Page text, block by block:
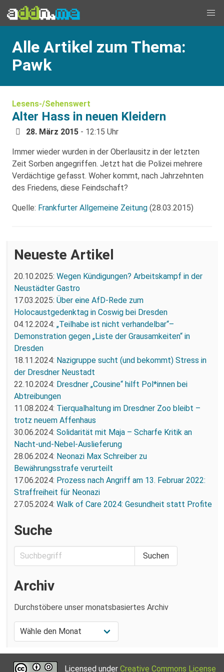
Alle Artikel zum Thema:
Pawk
Lesens-/Sehenswert
Alter Hass in neuen Kleidern
28. März 2015 - 12:15 Uhr
Immer wieder wurden in der Oberlausitz in der letzten
Zeit Sorben angegriffen. Jetzt hat die Polizei mehrere
Verdächtige gefasst. Woher kommt, nach Jahrzehnten
des Friedens, diese Feindschaft?
Quelle: Frankfurter Allgemeine Zeitung (28.03.2015)
Neueste Artikel
20.10.2025: Wegen Kündigungen? Arbeitskampf in der
Neustädter Gastro
17.03.2025: Über eine AfD-Rede zum
Holocaustgedenktag in Coswig bei Dresden
04.12.2024: „Teilhabe ist nicht verhandelbar“–
Demonstration gegen „Liste der Grausamkeiten“ in
Dresden
18.11.2024: Nazigruppe sucht (und bekommt) Stress in
der Dresdner Neustadt
22.10.2024: Dresdner „Cousine“ hilft Pol*innen bei
Abtreibungen
11.08.2024: Tierqualhaltung im Dresdner Zoo bleibt –
trotz neuem Affenhaus
30.06.2024: Solidarität mit Maja – Scharfe Kritik an
Nacht-und-Nebel-Auslieferung
28.06.2024: Neonazi Max Schreiber zu
Bewährungsstrafe verurteilt
17.06.2024: Prozess nach Angriff am 13. Februar 2022:
Straffreiheit für Neonazi
27.05.2024: Walk of Care 2024: Gesundheit statt Profite
Suche
Archiv
Durchstöbere unser monatsbasiertes Archiv
Licensed under Creative Commons License